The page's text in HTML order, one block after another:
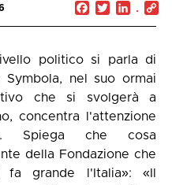
Facebook
Twitter
politico si parla di
Symbola, nel suo ormai
che si svolgerà a
concentra l'attenzione
Spiega che cosa
della Fondazione che
fa grande l'Italia»: «Il